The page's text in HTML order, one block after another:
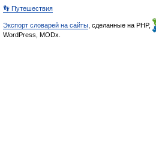
👣 Путешествия
Экспорт словарей на сайты , сделанные на PHP,
WordPress, MODx.